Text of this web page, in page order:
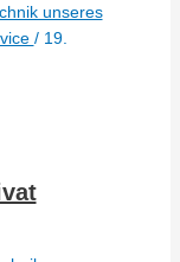
unseres
/ 19.